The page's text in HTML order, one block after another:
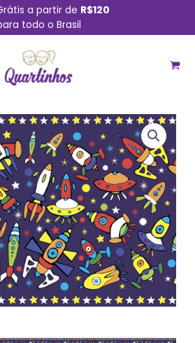
a partir de R$120
todo o Brasil